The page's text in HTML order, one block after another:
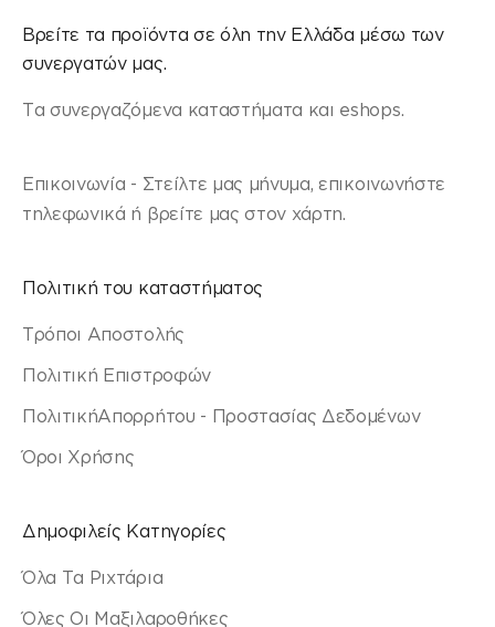
Βρείτε τα προϊόντα σε όλη την Ελλάδα μέσω των
συνεργατών μας.
Τα συνεργαζόμενα καταστήματα και eshops.
Επικοινωνία - Στείλτε μας μήνυμα, επικοινωνήστε
τηλεφωνικά ή βρείτε μας στον χάρτη.
Πολιτική του καταστήματος
Τρόποι Αποστολής
Πολιτική Επιστροφών
ΠολιτικήΑπορρήτου - Προστασίας Δεδομένων
Όροι Χρήσης
Δημοφιλείς Κατηγορίες
Όλα Τα Ριχτάρια
Όλες Οι Μαξιλαροθήκες